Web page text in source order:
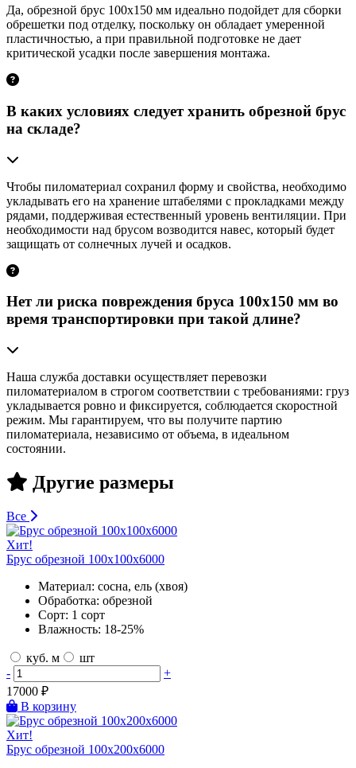
Да, обрезной брус 100х150 мм идеально подойдет для сборки
обрешетки под отделку, поскольку он обладает умеренной
пластичностью, а при правильной подготовке не дает
критической усадки после завершения монтажа.
В каких условиях следует хранить обрезной брус
на складе?
Чтобы пиломатериал сохранил форму и свойства, необходимо
укладывать его на хранение штабелями с прокладками между
рядами, поддерживая естественный уровень вентиляции. При
необходимости над брусом возводится навес, который будет
защищать от солнечных лучей и осадков.
Нет ли риска повреждения бруса 100х150 мм во
время транспортировки при такой длине?
Наша служба доставки осуществляет перевозки
пиломатериалом в строгом соответствии с требованиями: груз
укладывается ровно и фиксируется, соблюдается скоростной
режим. Мы гарантируем, что вы получите партию
пиломатериала, независимо от объема, в идеальном
состоянии.
Другие размеры
Все
Хит!
Брус обрезной 100х100х6000
Материал: сосна, ель (хвоя)
Обработка: обрезной
Сорт: 1 сорт
Влажность: 18-25%
куб. м
шт
-
+
17000 ₽
В корзину
Хит!
Брус обрезной 100х200х6000